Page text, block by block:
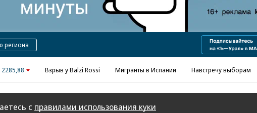
региона
2285,88 Взрыв у Balzi Rossi Мигранты в Испании Навстречу выборам
с правилами использования куки